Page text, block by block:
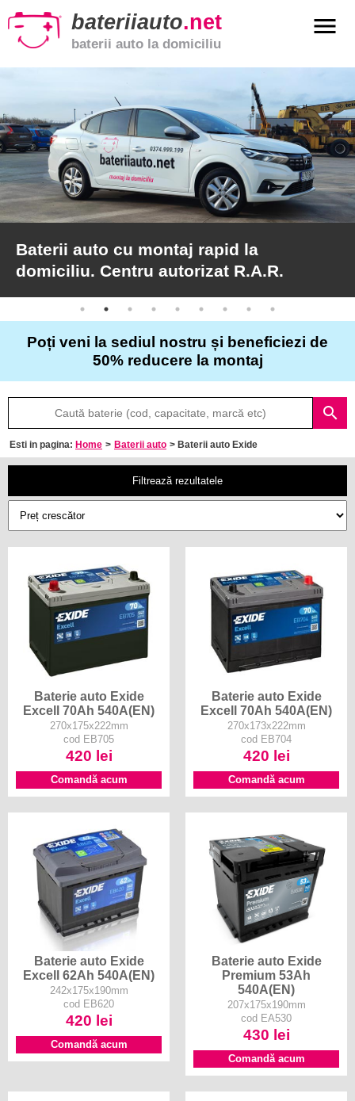
bateriiauto.net
baterii auto la domiciliu
menu
Baterii
moto
Baterii
de
camion
Articole
Despre
Întrebări
Contact
Baterii auto cu montaj rapid la
domiciliu. Centru autorizat R.A.R.
Poți veni la sediul nostru și beneficiezi de
50% reducere la montaj
search
Esti in pagina: Home > Baterii auto > Baterii auto Exide
Filtrează rezultatele
Baterie auto Exide
Excell 70Ah 540A(EN)
270x175x222mm
cod EB705
420 lei
Comandă acum
Baterie auto Exide
Excell 70Ah 540A(EN)
270x173x222mm
cod EB704
420 lei
Comandă acum
Baterie auto Exide
Excell 62Ah 540A(EN)
242x175x190mm
cod EB620
420 lei
Comandă acum
Baterie auto Exide
Premium 53Ah
540A(EN)
207x175x190mm
cod EA530
430 lei
Comandă acum